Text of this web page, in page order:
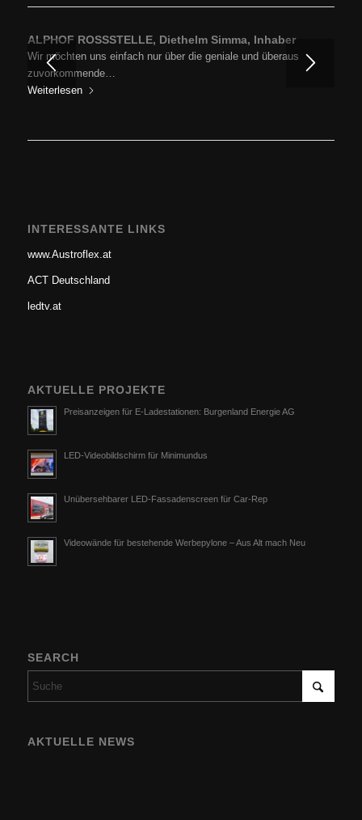
ALPHOF ROSSSTELLE, Diethelm Simma, Inhaber
Wir möchten uns einfach nur über die geniale und überaus
zuvorkommende…
Weiterlesen
INTERESSANTE LINKS
www.Austroflex.at
ACT Deutschland
ledtv.at
AKTUELLE PROJEKTE
Preisanzeigen für E-Ladestationen: Burgenland Energie AG
LED-Videobildschirm für Minimundus
Unübersehbarer LED-Fassadenscreen für Car-Rep
Videowände für bestehende Werbepylone – Aus Alt mach Neu
SEARCH
AKTUELLE NEWS